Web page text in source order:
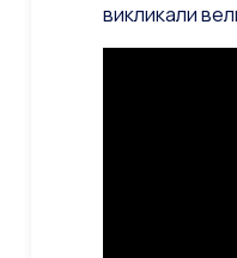
викликали